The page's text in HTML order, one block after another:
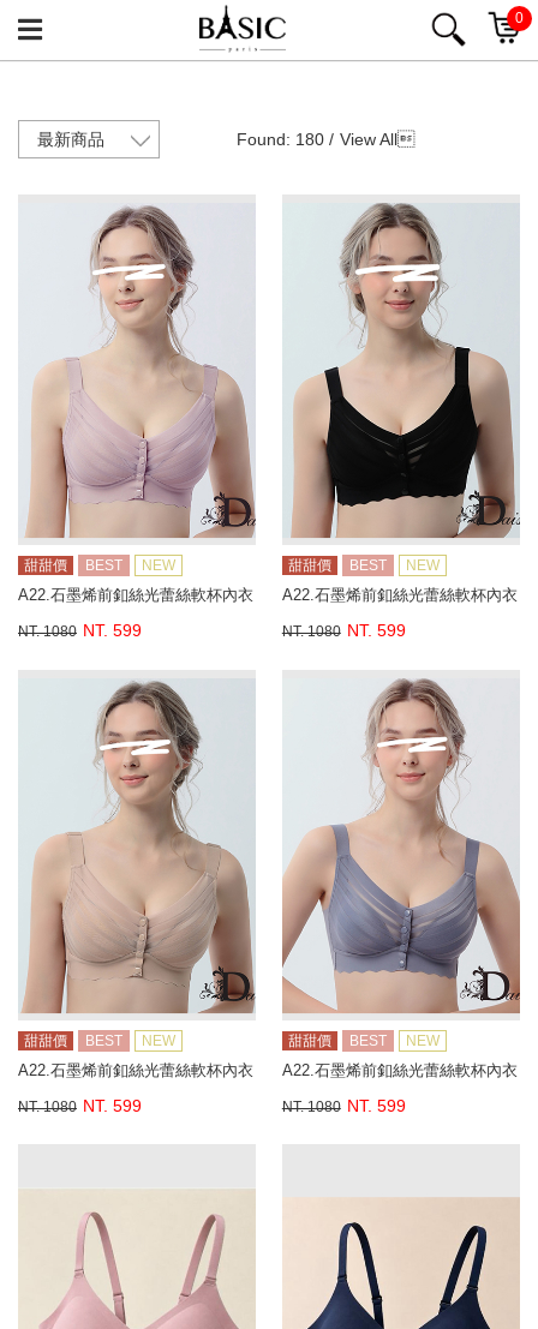
0
Found: 180 / View All
甜甜價 BEST NEW
A22.石墨烯前釦絲光蕾絲軟杯內衣
NT. 1080 NT. 599
甜甜價 BEST NEW
A22.石墨烯前釦絲光蕾絲軟杯內衣
NT. 1080 NT. 599
甜甜價 BEST NEW
A22.石墨烯前釦絲光蕾絲軟杯內衣
NT. 1080 NT. 599
甜甜價 BEST NEW
A22.石墨烯前釦絲光蕾絲軟杯內衣
NT. 1080 NT. 599